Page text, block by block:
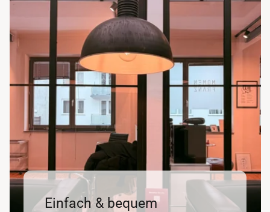
Einfach & bequem